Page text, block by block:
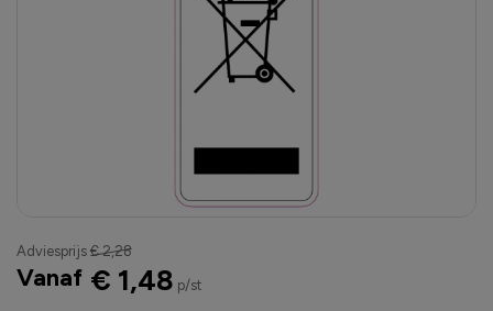
Adviesprijs € 2,28
Vanaf € 1,48 p/st